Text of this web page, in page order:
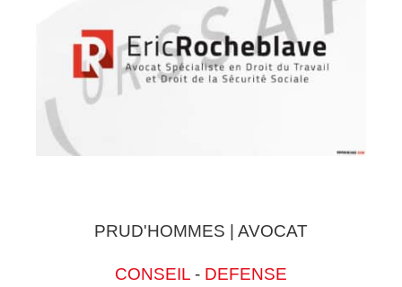
PRUD'HOMMES | AVOCAT
CONSEIL - DEFENSE